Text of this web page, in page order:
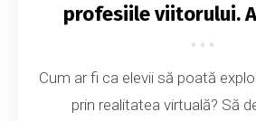
profesiile viitorului.
Cum ar fi ca elevii să poată
prin realitatea virtuală? Să